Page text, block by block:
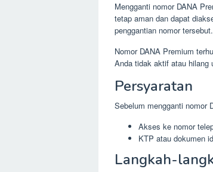
Mengganti nomor DANA
tetap aman dan dapat
penggantian nomor tersebut.
Nomor DANA Premium
Anda tidak aktif atau hilang
Persyaratan
Sebelum mengganti nomor
Akses ke nomor
KTP atau dokumen
Langkah-